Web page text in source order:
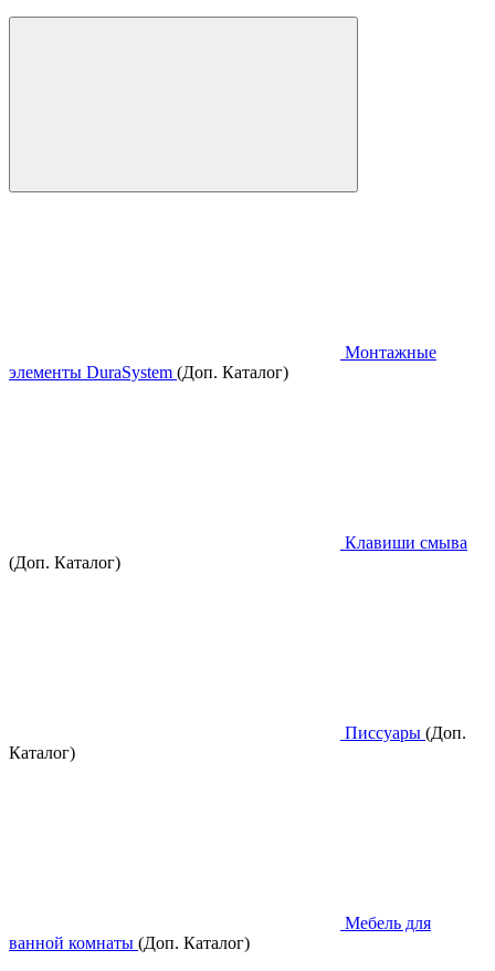
Монтажные
элементы DuraSystem (Доп. Каталог)
Клавиши смыва
(Доп. Каталог)
Писсуары (Доп.
Каталог)
Мебель для
ванной комнаты (Доп. Каталог)